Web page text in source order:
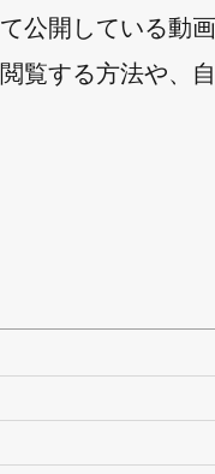
公開している動画
覧する方法や、自